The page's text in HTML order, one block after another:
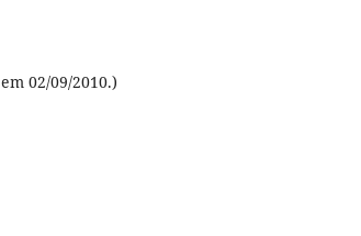
em 02/09/2010.)